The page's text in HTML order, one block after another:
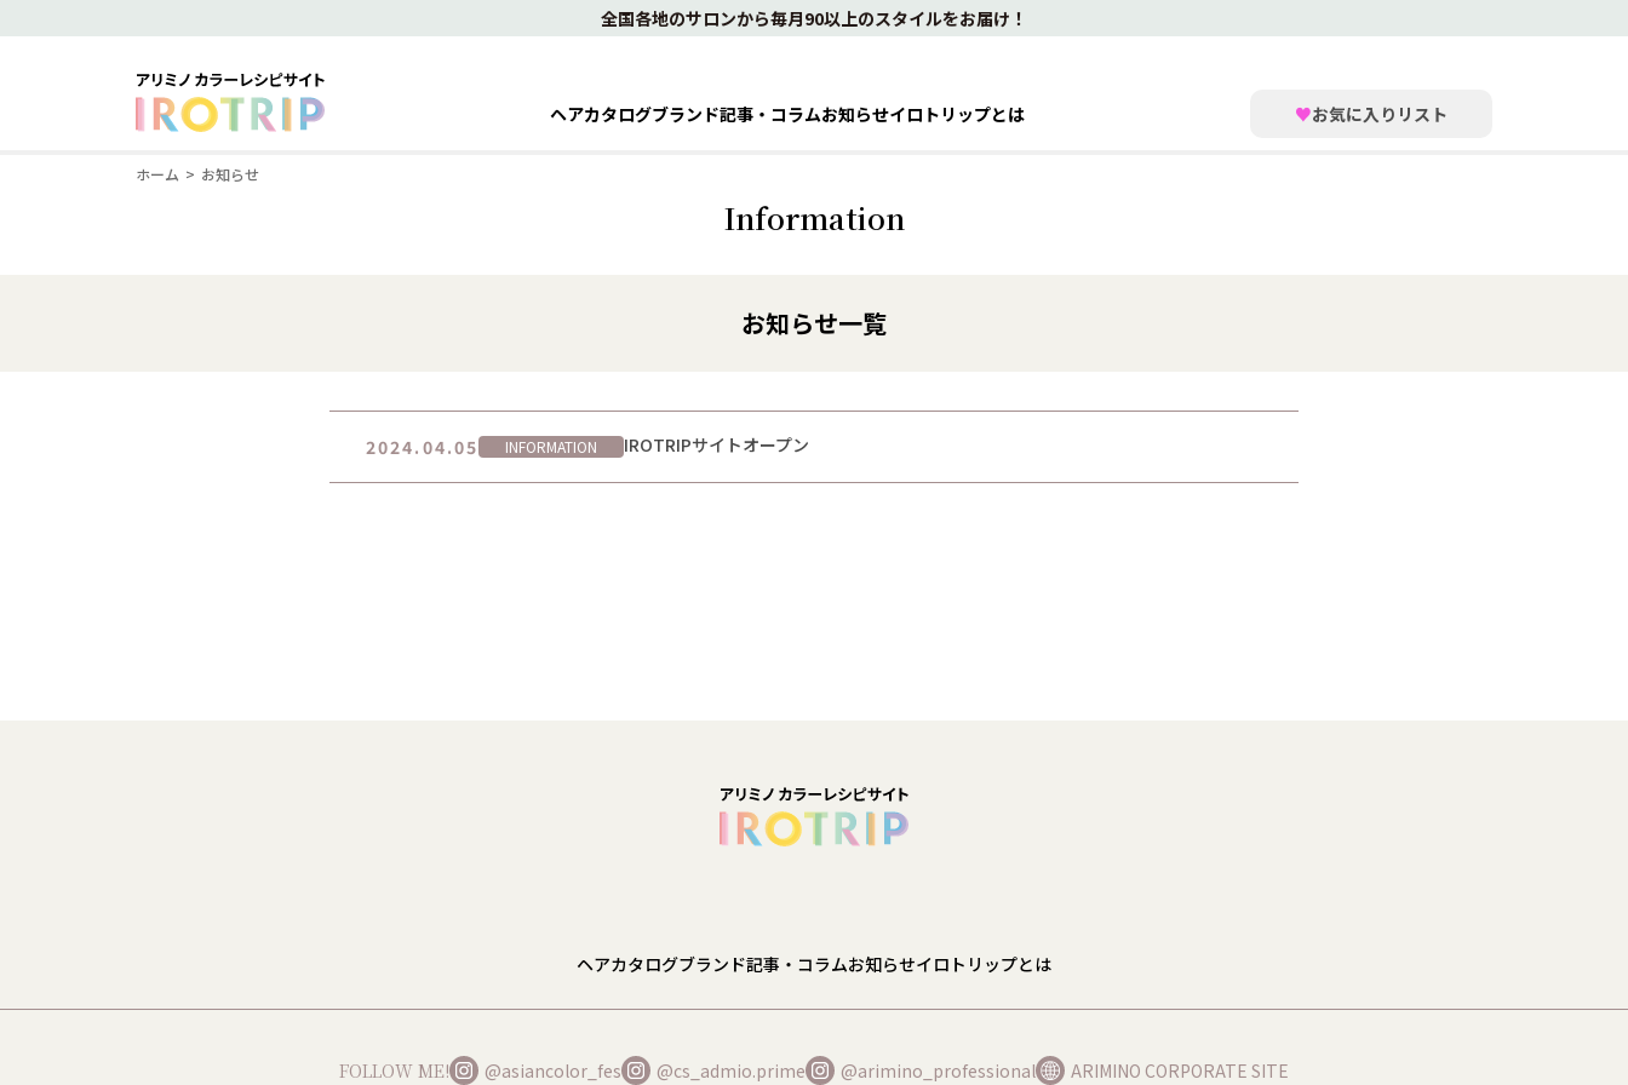
全国各地のサロンから毎月90以上のスタイルをお届け！
ヘアカタログブランド記事・コラムお知らせイロトリップとは ♥お気に入りリスト
ホーム お知らせ
Information
お知らせ一覧
2024.04.05 INFORMATION IROTRIPサイトオープン
ヘアカタログブランド記事・コラムお知らせイロトリップとは
FOLLOW ME! @asiancolor_fes @cs_admio.prime @arimino_professional ARIMINO CORPORATE SITE